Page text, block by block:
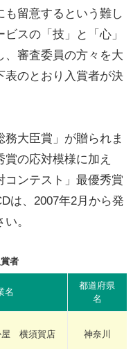
も留意するという難し
スの「技」と「心」
、審査委員の方々を大
表のとおり入賞者が決
大臣賞」が贈られま
の応対模様に加え
コンテスト」最優秀賞
は、2007年2月から発
。
者
名
都道府県
名
屋 横須賀店 神奈川